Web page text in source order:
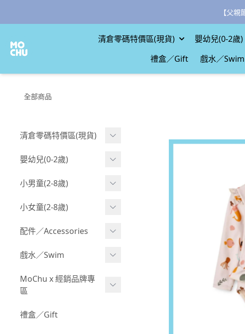
【父
清倉零碼特價區(現貨) 嬰幼兒(0-2歲)
禮盒／Gift
戲水／Swim
全部商品
清倉零碼特價區(現貨)
現貨.寶寶
現貨.男童
嬰幼兒(0-2歲)
BABY 包屁衣(短袖)
BABY 包屁衣(長袖)
BABY 外套
BABY 上身(短袖)
BABY 下身(短褲)
小男童(2-8歲)
Boy 上身(短袖)
Boy 上身(長袖)
Boy 套裝(短袖)
小女童(2-8歲)
Girl 上身(短袖)
Girl 上身(長袖)
Girl 下身(長褲)
Girl 套裝(短袖)
配件／Accessories
Acc 口水巾
Acc 襪子
Acc 鞋子
戲水／Swim
泳裝
泳具
野餐趣
MoChu x 經銷品牌專
區
©Wonchi 台灣 ｜ 兒童軟
禮盒／Gift